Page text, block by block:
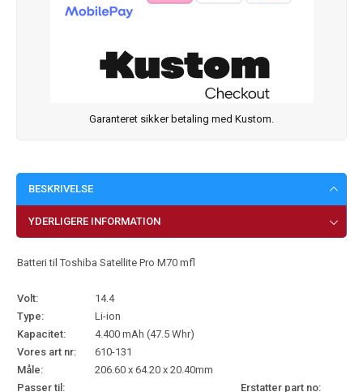
Garanteret sikker betaling med Kustom.
BESKRIVELSE
YDERLIGERE INFORMATION
Batteri til Toshiba Satellite Pro M70 mfl
Volt:
14.4
Type:
Li-ion
Kapacitet:
4.400 mAh (47.5 Whr)
Vores art nr:
610-131
Måle:
206.60 x 64.20 x 20.40mm
Passer til:
Erstatter part no: